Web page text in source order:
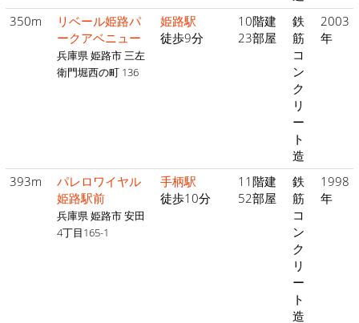
350m
リベール姫路パ
ークアベニュー
兵庫県 姫路市 三左
衛門堀西の町 136
姫路駅
徒歩9分
10階建
23部屋
鉄
筋
コ
ン
ク
リ
ー
ト
造
2003
年
393m
パレロワイヤル
姫路駅前
兵庫県 姫路市 安田
4丁目165-1
手柄駅
徒歩10分
11階建
52部屋
鉄
筋
コ
ン
ク
リ
ー
ト
造
1998
年